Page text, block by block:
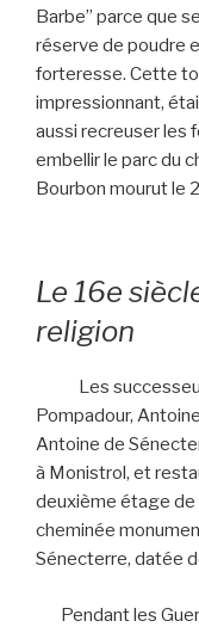
Barbe” parce que
réserve de poudre
forteresse. Cette
impressionnant,
aussi recreuser les
embellir le parc du
Bourbon mourut le
Le 16e
religion
Les
Pompadour,
Antoine de
à Monistrol, et
deuxième étage de
cheminée
Sénecterre, datée
Pendant les